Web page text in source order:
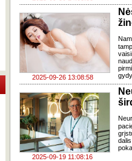
2025-09-26 13:08:58
2025-09-19 11:08:16